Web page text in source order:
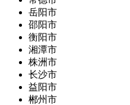
岳阳市
邵阳市
衡阳市
湘潭市
株洲市
长沙市
益阳市
郴州市